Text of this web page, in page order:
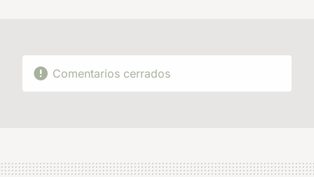
Comentarios cerrados